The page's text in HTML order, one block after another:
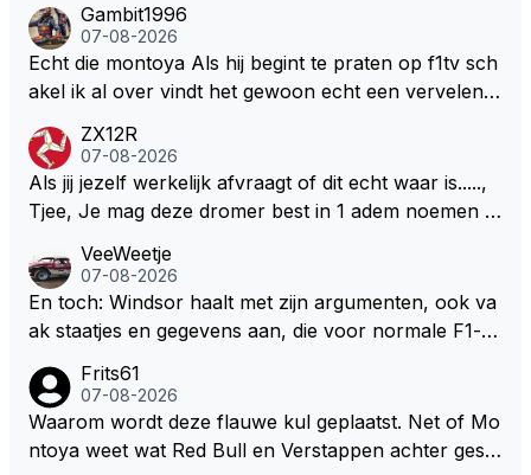
milton, hahahaha. Latifi pakt ze allemaal met de oge
n dicht met als onbetwiste nummer 2 of GOATINES
S Lawson natuurlijk 😂😂😂😂😂
Gambit1996
07-08-2026
Echt die montoya Als hij begint te praten op f1tv sch
akel ik al over vindt het gewoon echt een vervelend
weet 🤮🤮
ZX12R
07-08-2026
Als jij jezelf werkelijk afvraagt of dit echt waar is.....,
Tjee, Je mag deze dromer best in 1 adem noemen m
aar voordragen uit eigen geest. Kan mij voorstellen d
at je het leuk vindt sprookjes te luisteren maar heb jij
jezelf dan ook wel eens afgevraagd of de dappere b
ze wolff gesneden heeft?
VeeWeetje
07-08-2026
En toch: Windsor haalt met zijn argumenten, ook va
ak staatjes en gegevens aan, die voor normale F1-fa
okies made of your own dough" 🤣
Frits61
07-08-2026
Waarom wordt deze flauwe kul geplaatst. Net of Mo
ntoya weet wat Red Bull en Verstappen achter geslo